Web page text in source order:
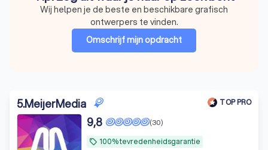
Wij helpen je de beste en beschikbare grafisch
ontwerpers te vinden.
Omschrijf mijn opdracht
5.MeijerMedia TOP PRO
local_offer 100% tevredenheidsgarantie
(30)
9,8